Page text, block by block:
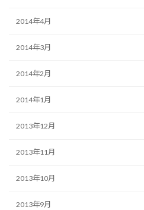
2014年4月
2014年3月
2014年2月
2014年1月
2013年12月
2013年11月
2013年10月
2013年9月